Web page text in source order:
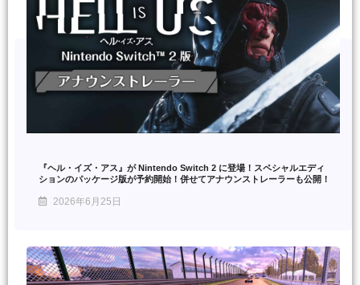
『ヘル・イズ・アス』が Nintendo Switch 2 に登場！スペシャルエディ
ションのパッケージ版が予約開始！併せてアナウンストレーラーも公開！
2026年6月25日